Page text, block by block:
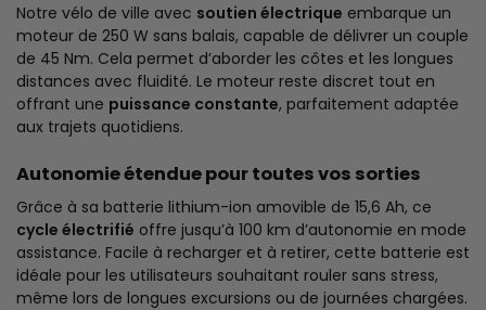
Notre vélo de ville avec soutien électrique embarque un
moteur de 250 W sans balais, capable de délivrer un couple
de 45 Nm. Cela permet d’aborder les côtes et les longues
distances avec fluidité. Le moteur reste discret tout en
offrant une puissance constante, parfaitement adaptée
aux trajets quotidiens.
Autonomie étendue pour toutes vos sorties
Grâce à sa batterie lithium-ion amovible de 15,6 Ah, ce
cycle électrifié offre jusqu’à 100 km d’autonomie en mode
assistance. Facile à recharger et à retirer, cette batterie est
idéale pour les utilisateurs souhaitant rouler sans stress,
même lors de longues excursions ou de journées chargées.